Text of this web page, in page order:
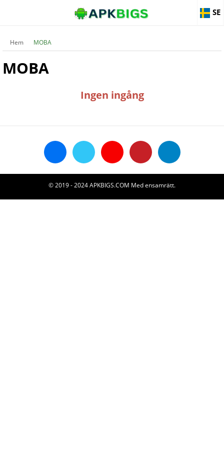
SE
Hem MOBA
MOBA
Ingen ingång
© 2019 - 2024 APKBIGS.COM Med ensamrätt.